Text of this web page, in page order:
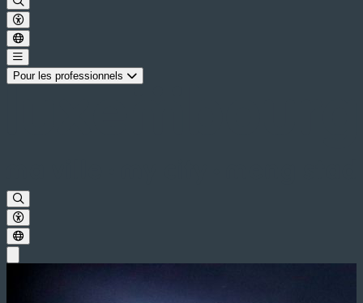
Pour les professionnels